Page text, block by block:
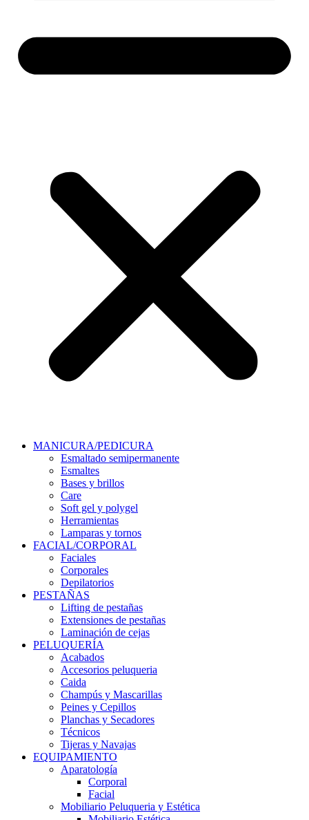
MANICURA/PEDICURA
Esmaltado semipermanente
Esmaltes
Bases y brillos
Care
Soft gel y polygel
Herramientas
Lamparas y tornos
FACIAL/CORPORAL
Faciales
Corporales
Depilatorios
PESTAÑAS
Lifting de pestañas
Extensiones de pestañas
Laminación de cejas
PELUQUERÍA
Acabados
Accesorios peluqueria
Caida
Champús y Mascarillas
Peines y Cepillos
Planchas y Secadores
Técnicos
Tijeras y Navajas
EQUIPAMIENTO
Aparatología
Corporal
Facial
Mobiliario Peluqueria y Estética